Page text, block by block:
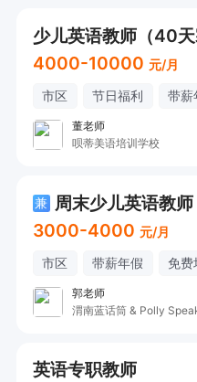
少儿英语教师（40天
4000-10000 元/月
市区 节日福利 带薪
董老师
呗蒂美语培训学校
兼 周末少儿英语教师
3000-4000 元/月
市区 带薪年假 免费
郭老师
渭南蓝话筒 & Polly
英语专职教师